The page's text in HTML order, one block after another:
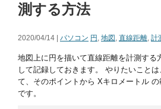
測する方法
2020/04/14 | パソコン 円 , 地図 , 直線距離, 計
地図上に円を描いて直線距離を計測する
して記録しておきます。 やりたいこと
て、そのポイントから Xキロメートル
です。